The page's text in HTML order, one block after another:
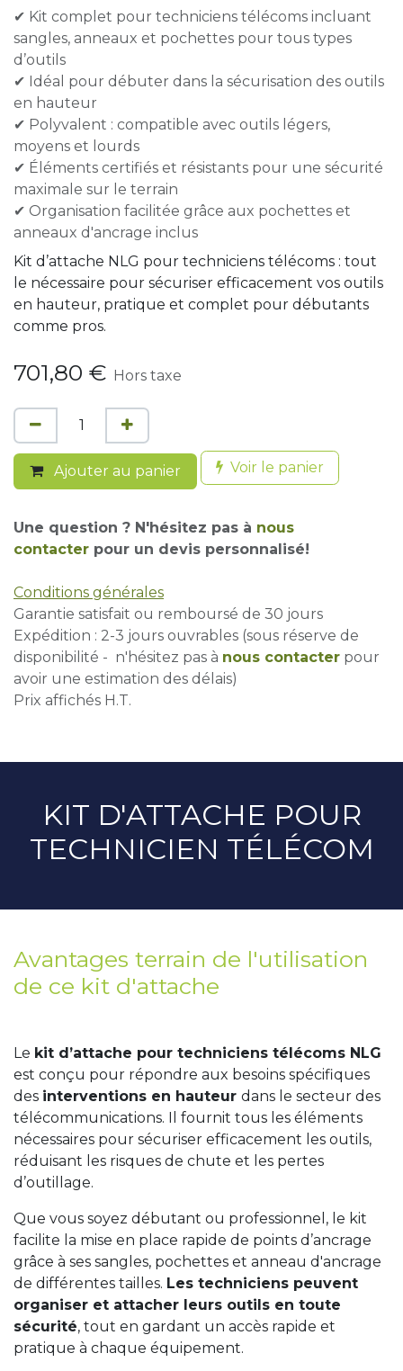
✔ Kit complet pour techniciens télécoms incluant
sangles, anneaux et pochettes pour tous types
d’outils
✔ Idéal pour débuter dans la sécurisation des outils
en hauteur
✔ Polyvalent : compatible avec outils légers,
moyens et lourds
✔ Éléments certifiés et résistants pour une sécurité
maximale sur le terrain
✔ Organisation facilitée grâce aux pochettes et
anneaux d'ancrage inclus
Kit d’attache NLG pour techniciens télécoms : tout
le nécessaire pour sécuriser efficacement vos outils
en hauteur, pratique et complet pour débutants
comme pros.
701,80 € Hors taxe
Ajouter au panier Voir le panier
Une question ? N'hésitez pas à nous
contacter pour un devis personnalisé!
Conditions générales
Garantie satisfait ou remboursé de 30 jours
Expédition : 2-3 jours ouvrables (sous réserve de
disponibilité - n'hésitez pas à nous contacter pour
avoir une estimation des délais)
Prix affichés H.T.
KIT D'ATTACHE POUR
TECHNICIEN TÉLÉCOM
Avantages terrain de l'utilisation
de ce kit d'attache
Le kit d’attache pour techniciens télécoms NLG
est conçu pour répondre aux besoins spécifiques
des interventions en hauteur dans le secteur des
télécommunications. Il fournit tous les éléments
nécessaires pour sécuriser efficacement les outils,
réduisant les risques de chute et les pertes
d’outillage.
Que vous soyez débutant ou professionnel, le kit
facilite la mise en place rapide de points d’ancrage
grâce à ses sangles, pochettes et anneau d'ancrage
de différentes tailles. Les techniciens peuvent
organiser et attacher leurs outils en toute
sécurité, tout en gardant un accès rapide et
pratique à chaque équipement.